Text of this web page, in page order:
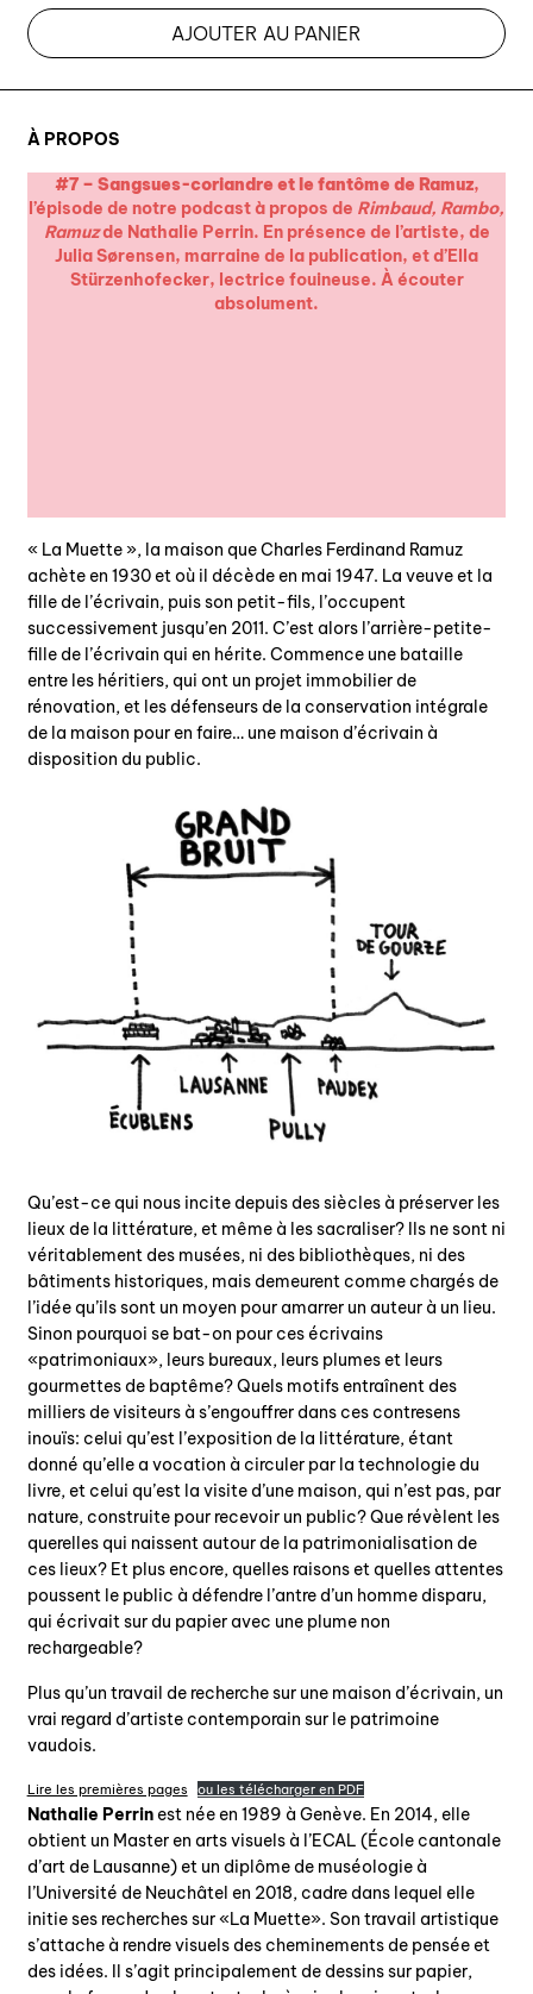
À PROPOS
#7 – Sangsues-coriandre et le fantôme de Ramuz,
l’épisode de notre podcast à propos de Rimbaud, Rambo,
Ramuzde Nathalie Perrin. En présence de l’artiste, de
Julia Sørensen, marraine de la publication, et d’Ella
Stürzenhofecker, lectrice fouineuse. À écouter
absolument.
« La Muette », la maison que Charles Ferdinand Ramuz
achète en 1930 et où il décède en mai 1947. La veuve et la
fille de l’écrivain, puis son petit-fils, l’occupent
successivement jusqu’en 2011. C’est alors l’arrière-petite-
fille de l’écrivain qui en hérite. Commence une bataille
entre les héritiers, qui ont un projet immobilier de
rénovation, et les défenseurs de la conservation intégrale
de la maison pour en faire… une maison d’écrivain à
disposition du public.
Qu’est-ce qui nous incite depuis des siècles à préserver les
lieux de la littérature, et même à les sacraliser? Ils ne sont ni
véritablement des musées, ni des bibliothèques, ni des
bâtiments historiques, mais demeurent comme chargés de
l’idée qu’ils sont un moyen pour amarrer un auteur à un lieu.
Sinon pourquoi se bat-on pour ces écrivains
«patrimoniaux», leurs bureaux, leurs plumes et leurs
gourmettes de baptême? Quels motifs entraînent des
milliers de visiteurs à s’engouffrer dans ces contresens
inouïs: celui qu’est l’exposition de la littérature, étant
donné qu’elle a vocation à circuler par la technologie du
livre, et celui qu’est la visite d’une maison, qui n’est pas, par
nature, construite pour recevoir un public? Que révèlent les
querelles qui naissent autour de la patrimonialisation de
ces lieux? Et plus encore, quelles raisons et quelles attentes
poussent le public à défendre l’antre d’un homme disparu,
qui écrivait sur du papier avec une plume non
rechargeable?
Plus qu’un travail de recherche sur une maison d’écrivain, un
vrai regard d’artiste contemporain sur le patrimoine
vaudois.
Lire les premières pages ou les télécharger en PDF
Nathalie Perrinest née en 1989 à Genève. En 2014, elle
obtient un Master en arts visuels à l’ECAL (École cantonale
d’art de Lausanne) et un diplôme de muséologie à
l’Université de Neuchâtel en 2018, cadre dans lequel elle
initie ses recherches sur «La Muette». Son travail artistique
s’attache à rendre visuels des cheminements de pensée et
des idées. Il s’agit principalement de dessins sur papier,
AJOUTER AU PANIER